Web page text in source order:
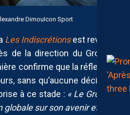
DimouIcon Sport
Les Indiscrétionsest revenu
de la direction du Groupe
confirme que la réflexion
sans qu’aucune décision
à ce stade : « Le Groupe
sur son avenir et ses